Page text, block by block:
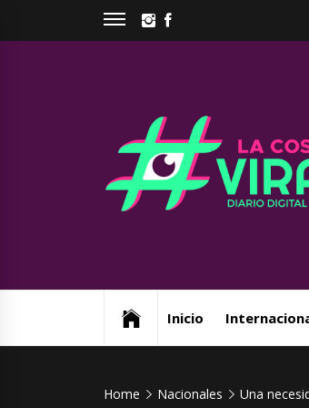
INSTAGRAM
Inicio
Home Nacionales Una